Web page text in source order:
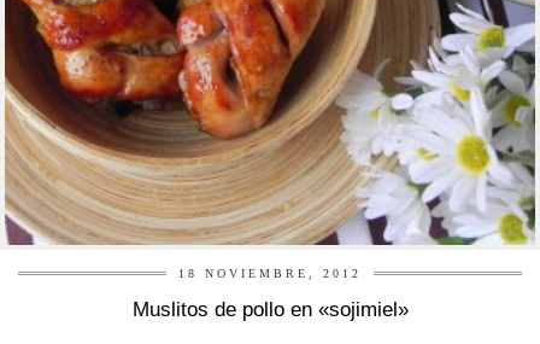
18 NOVIEMBRE, 2012
Muslitos de pollo en «sojimiel»